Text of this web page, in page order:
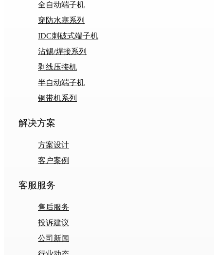
全自动端子机
穿防水塞系列
IDC刺破式端子机
沾锡/焊接系列
剥线压接机
半自动端子机
铜带机系列
解决方案
方案设计
客户案例
客服服务
售后服务
投诉建议
公司新闻